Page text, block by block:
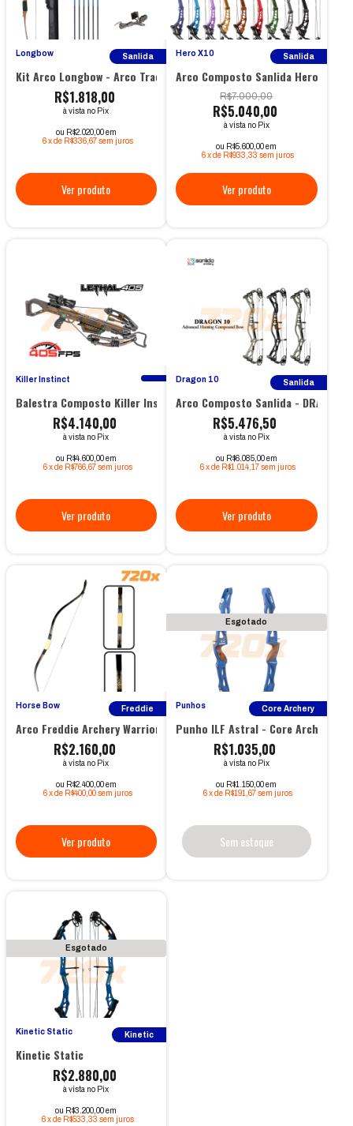
Longbow Sanlida
Kit Arco Longbow - Arco Tradicional de Madeira
R$1.818,00
à vista no Pix
ou R$2.020,00 em
6 xde R$336,67 sem juros
Hero X10 Sanlida
Arco Composto Sanlida Hero X10
R$7.000,00
R$5.040,00
à vista no Pix
ou R$5.600,00 em
6 xde R$933,33 sem juros
Killer Instinct
Balestra Composto Killer Instinct Lethal
R$4.140,00
à vista no Pix
ou R$4.600,00 em
6 xde R$766,67 sem juros
Dragon 10 Sanlida
Arco Composto Sanlida - DRAGON
R$5.476,50
à vista no Pix
ou R$6.085,00 em
6 xde R$1.014,17 sem juros
Horse Bow Freddie
Arco Freddie Archery Warrior Horse Bow 53"
R$2.160,00
à vista no Pix
ou R$2.400,00 em
6 xde R$400,00 sem juros
Esgotado
Punhos Core Archery
Punho ILF Astral - Core Archery
R$1.035,00
à vista no Pix
ou R$1.150,00 em
6 xde R$191,67 sem juros
Sem estoque
Esgotado
Kinetic Static Kinetic
Kinetic Static
R$2.880,00
à vista no Pix
ou R$3.200,00 em
6 xde R$533,33 sem juros